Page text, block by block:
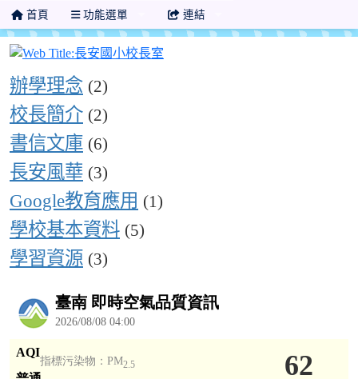
首頁 功能選單 連結
Over View
辦學理念 (2)
校長簡介 (2)
書信文庫 (6)
長安風華 (3)
Google教育應用 (1)
學校基本資料 (5)
學習資源 (3)